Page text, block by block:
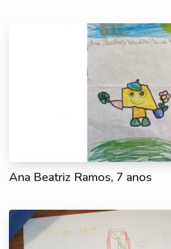
Ana Beatriz Ramos, 7 anos